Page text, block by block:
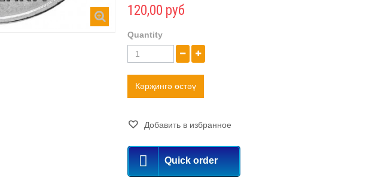
120,00 руб
Quantity
Кәрҗингә өстәү
Добавить в избранное
Quick order